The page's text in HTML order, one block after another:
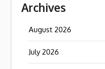
Archives
August 2026
July 2026